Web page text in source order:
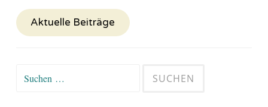
Aktuelle Beiträge
Suchen